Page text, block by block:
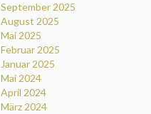
September 2025
August 2025
Mai 2025
Februar 2025
Januar 2025
Mai 2024
April 2024
März 2024